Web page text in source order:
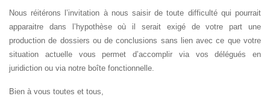
Nous réitérons l’invitation à nous saisir de toute difficulté qui pourrait
apparaitre dans l’hypothèse où il serait exigé de votre part une
production de dossiers ou de conclusions sans lien avec ce que votre
situation actuelle vous permet d’accomplir via vos délégués en
juridiction ou via notre boîte fonctionnelle.
Bien à vous toutes et tous,